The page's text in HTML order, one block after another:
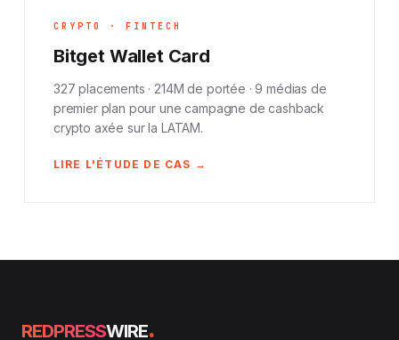
CRYPTO · FINTECH
Bitget Wallet Card
327 placements · 214M de portée · 9 médias de
premier plan pour une campagne de cashback
crypto axée sur la LATAM.
LIRE L'ÉTUDE DE CAS →
REDPRESSWIRE.